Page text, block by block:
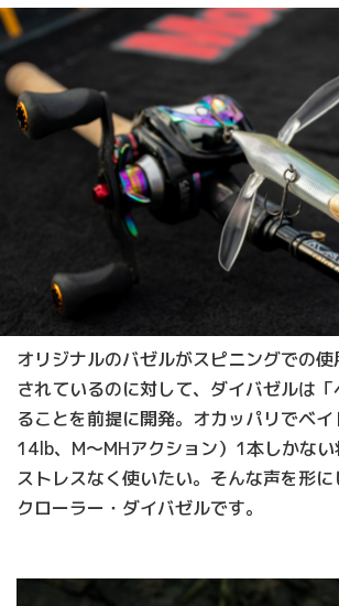
オリジナルのバゼルがスピニングでの
されているのに対して、ダイバゼルは
ることを前提に開発。オカッパリでベ
14lb、M～MHアクション）1本しかない
ストレスなく使いたい。そんな声を形
クローラー・ダイバゼルです。